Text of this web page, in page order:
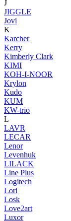
J
JIGGLE
Jovi
K
Karcher
Kerry
Kimberly Clark
KIMI
KOH-I-NOOR
Krylon
Kudo
KUM
KW-trio
L
LAVR
LECAR
Lenor
Levenhuk
LILACK
Line Plus
Logitech
Lori
Losk
Love2art
Luxor